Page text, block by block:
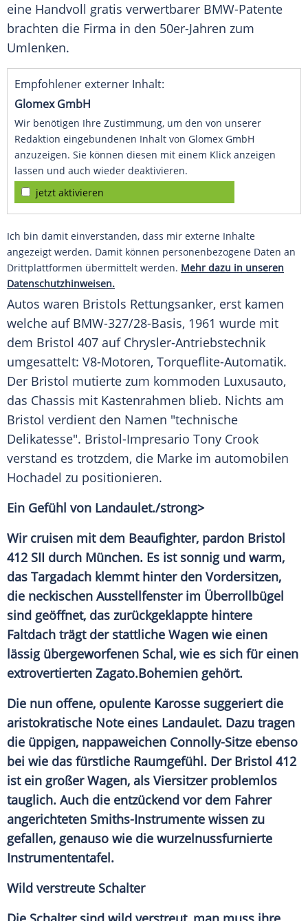
eine Handvoll gratis verwertbarer BMW-Patente
brachten die Firma in den 50er-Jahren zum
Umlenken.
Empfohlener externer Inhalt:
Glomex GmbH
Wir benötigen Ihre Zustimmung, um den von unserer
Redaktion eingebundenen Inhalt von Glomex GmbH
anzuzeigen. Sie können diesen mit einem Klick anzeigen
lassen und auch wieder deaktivieren.
jetzt aktivieren
Ich bin damit einverstanden, dass mir externe Inhalte
angezeigt werden. Damit können personenbezogene Daten an
Drittplattformen übermittelt werden. Mehr dazu in unseren
Datenschutzhinweisen.
Autos waren Bristols Rettungsanker, erst kamen
welche auf BMW-327/28-Basis, 1961 wurde mit
dem Bristol 407 auf Chrysler-Antriebstechnik
umgesattelt: V8-Motoren, Torqueflite-Automatik.
Der Bristol mutierte zum kommoden Luxusauto,
das Chassis mit Kastenrahmen blieb. Nichts am
Bristol verdient den Namen "technische
Delikatesse". Bristol-Impresario Tony Crook
verstand es trotzdem, die Marke im automobilen
Hochadel zu positionieren.
Ein Gefühl von Landaulet./strong>
Wir cruisen mit dem Beaufighter, pardon Bristol
412 SII durch München. Es ist sonnig und warm,
das Targadach klemmt hinter den Vordersitzen,
die neckischen Ausstellfensterim Überrollbügel
sind geöffnet, das zurückgeklappte hintere
Faltdach trägt der stattliche Wagen wie einen
lässig übergeworfenen Schal, wie es sich für einen
extrovertierten Zagato.Bohemien gehört.
Die nun offene, opulente Karosse suggeriert die
aristokratische Note eines Landaulet. Dazu tragen
die üppigen, nappaweichen Connolly-Sitze ebenso
bei wie das fürstliche Raumgefühl. Der Bristol 412
ist ein großer Wagen, als Viersitzer problemlos
tauglich. Auch die entzückend vor dem Fahrer
angerichteten Smiths-Instrumente wissen zu
gefallen, genauso wie die wurzelnussfurnierte
Instrumententafel.
Wild verstreute Schalter